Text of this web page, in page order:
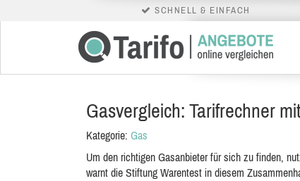
SCHNELL & EINFACH
Gasvergleich: Tarifrechner
Kategorie: Gas
Um den richtigen Gasanbieter für sich zu finden,
warnt die Stiftung Warentest in diesem